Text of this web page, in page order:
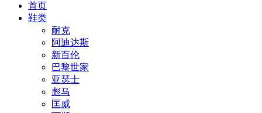
首页
鞋类
耐克
阿迪达斯
新百伦
巴黎世家
亚瑟士
彪马
匡威